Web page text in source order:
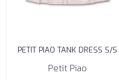
PETIT PIAO TANK DRESS S/S
SUM PRINTED ROSE SMOKE
Petit Piao